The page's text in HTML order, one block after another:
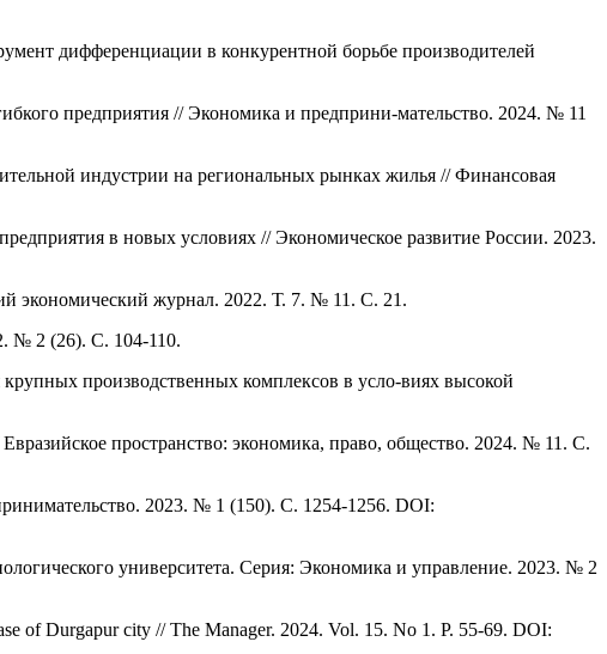
дифференциации в конкурентной борьбе производителей
предприятия // Экономика и предприни-мательство. 2024. № 11
индустрии на региональных рынках жилья // Финансовая
в новых условиях // Экономическое развитие России. 2023.
экономический журнал. 2022. Т. 7. № 11. С. 21.
№ 2 (26). С. 104-110.
производственных комплексов в усло-виях высокой
пространство: экономика, право, общество. 2024. № 11. С.
2023. № 1 (150). С. 1254-1256. DOI:
университета. Серия: Экономика и управление. 2023. № 2
of Durgapur city // The Manager. 2024. Vol. 15. No 1. P. 55-69. DOI: